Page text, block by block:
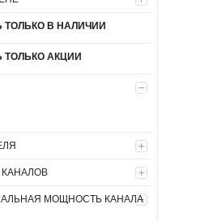
ТОЛЬКО В НАЛИЧИИ
ТОЛЬКО АКЦИИ
МОЩНОСТЬ КАНАЛА